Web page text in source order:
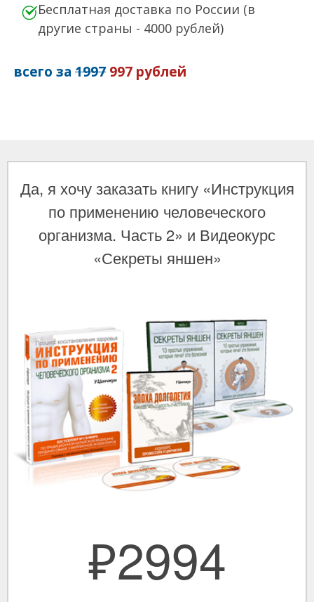
Бесплатная доставка по России (в
другие страны - 4000 рублей)
всего за 1997 997 рублей
Да, я хочу заказать книгу «Инструкция
по применению человеческого
организма. Часть 2» и Видеокурс
«Секреты яншен»
₽2994